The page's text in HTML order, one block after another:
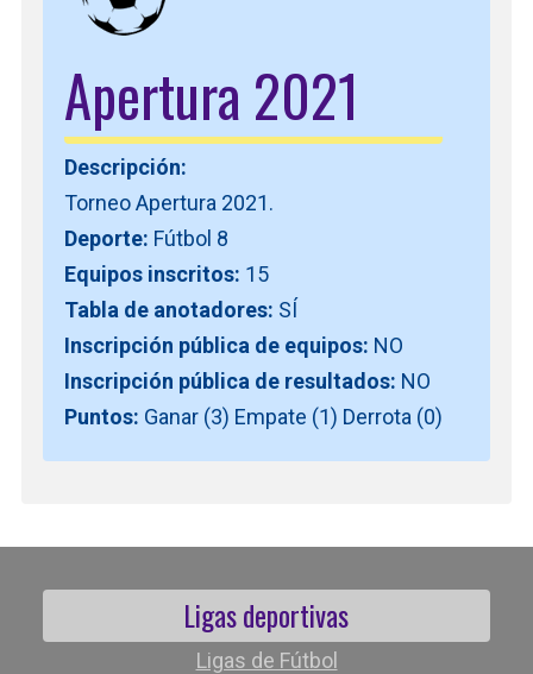
Apertura 2021
Descripción:
Torneo Apertura 2021.
Deporte: Fútbol 8
Equipos inscritos: 15
Tabla de anotadores: SÍ
Inscripción pública de equipos: NO
Inscripción pública de resultados: NO
Puntos: Ganar (3) Empate (1) Derrota (0)
Ligas deportivas
Ligas de Fútbol